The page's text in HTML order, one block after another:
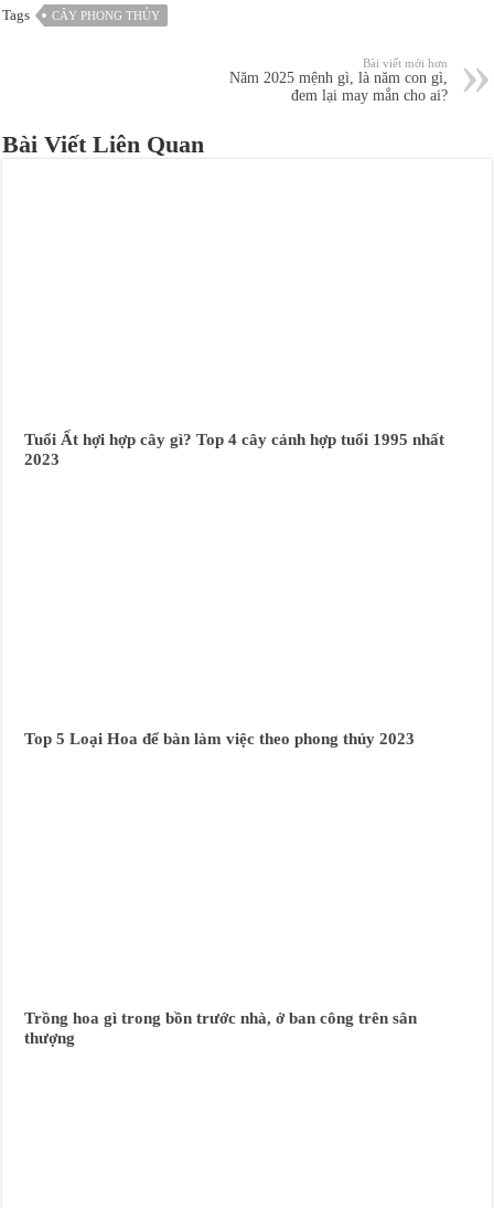
Tags CÂY PHONG THỦY
Bài viết mới hơn
Năm 2025 mệnh gì, là năm con gì,
đem lại may mắn cho ai?
Bài Viết Liên Quan
Tuổi Ất hợi hợp cây gì? Top 4 cây cảnh hợp tuổi 1995 nhất
2023
Top 5 Loại Hoa để bàn làm việc theo phong thủy 2023
Trồng hoa gì trong bồn trước nhà, ở ban công trên sân
thượng